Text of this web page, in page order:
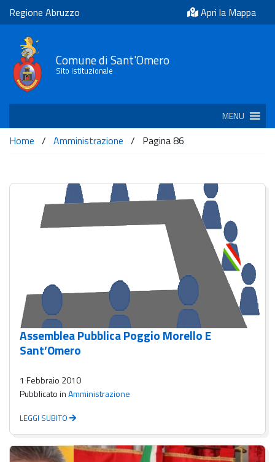
Regione Abruzzo Apri la Mappa
Comune di Sant'Omero
Sito istituzionale
MENU
Home / Amministrazione / Pagina 86
Assemblea Pubblica Poggio Morello E
Sant’Omero
1 Febbraio 2010
Pubblicato inAmministrazione
LEGGI SUBITO